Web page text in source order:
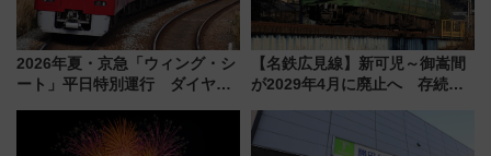
2026年夏・京急「ウィング・シ
ート」平日特別運行 ダイヤ・
三浦海岸を堪能できるお出かけ
プランもご紹介
【名鉄広見線】新可児～御嵩間
が2029年4月に廃止へ 存続協